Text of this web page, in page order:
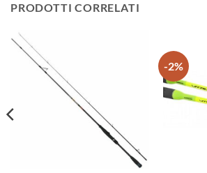
PRODOTTI CORRELATI
-2%